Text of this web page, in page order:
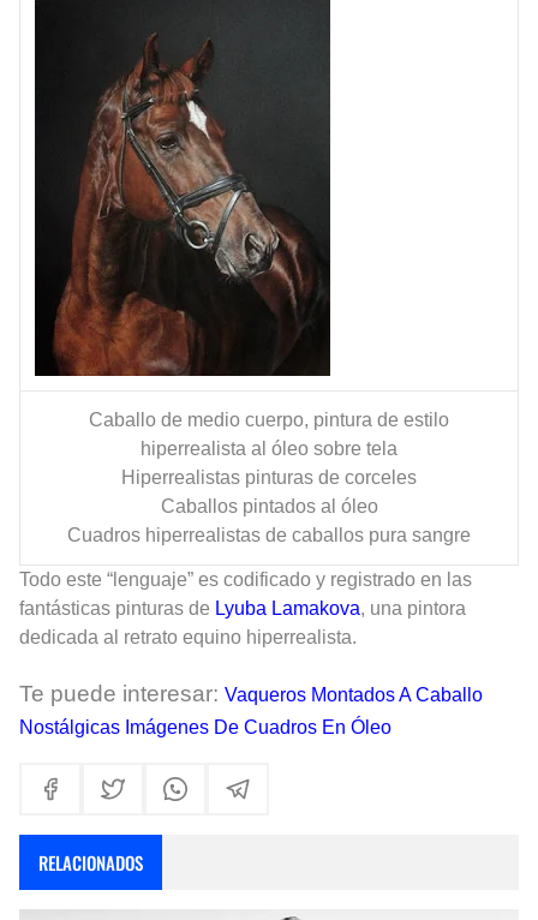
Caballo de medio cuerpo, pintura de estilo
hiperrealista al óleo sobre tela
Hiperrealistas pinturas de corceles
Caballos pintados al óleo
Cuadros hiperrealistas de caballos pura sangre
Todo este “lenguaje” es codificado y registrado en las
fantásticas pinturas de Lyuba Lamakova, una pintora
dedicada al retrato equino hiperrealista.
Te puede interesar: Vaqueros Montados A Caballo
Nostálgicas Imágenes De Cuadros En Óleo
RELACIONADOS